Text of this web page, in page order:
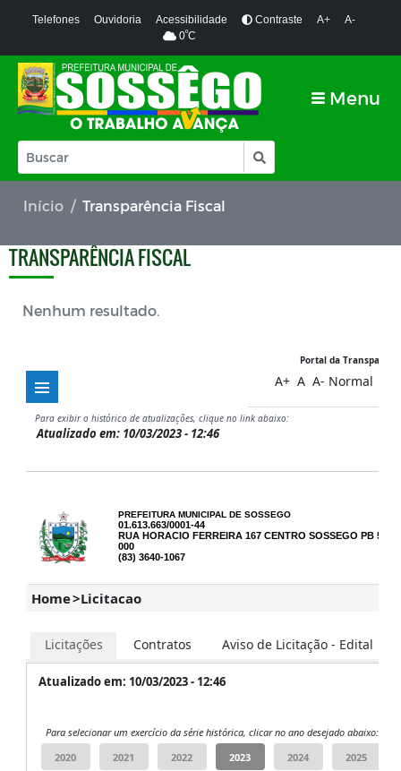
Telefones Ouvidoria Acessibilidade Contraste A+
A-
0ºC
Menu
Início Transparência Fiscal
TRANSPARÊNCIA FISCAL
Nenhum resultado.